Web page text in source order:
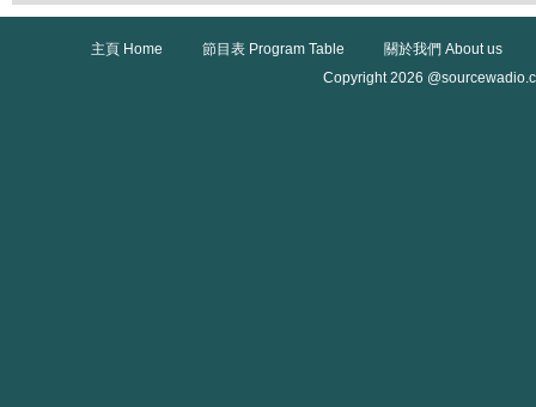
主頁 Home 節目表 Program Table
關於我們 About us
Copyright 2026